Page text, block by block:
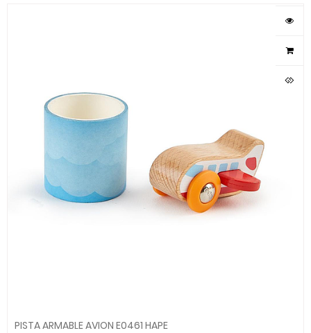
PISTA ARMABLE AVION E0461 HAPE